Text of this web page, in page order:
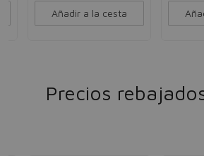
Añadir a la cesta
Precios